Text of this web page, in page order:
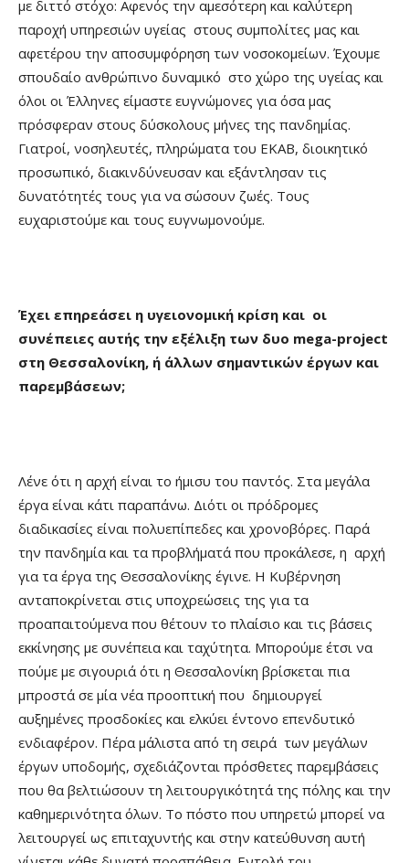
με διττό στόχο: Αφενός την αμεσότερη και καλύτερη
παροχή υπηρεσιών υγείας στους συμπολίτες μας και
αφετέρου την αποσυμφόρηση των νοσοκομείων. Έχουμε
σπουδαίο ανθρώπινο δυναμικό στο χώρο της υγείας και
όλοι οι Έλληνες είμαστε ευγνώμονες για όσα μας
πρόσφεραν στους δύσκολους μήνες της πανδημίας.
Γιατροί, νοσηλευτές, πληρώματα του ΕΚΑΒ, διοικητικό
προσωπικό, διακινδύνευσαν και εξάντλησαν τις
δυνατότητές τους για να σώσουν ζωές. Τους
ευχαριστούμε και τους ευγνωμονούμε.
Έχει επηρεάσει η υγειονομική κρίση και οι
συνέπειες αυτής την εξέλιξη των δυο mega-project
στη Θεσσαλονίκη, ή άλλων σημαντικών έργων και
παρεμβάσεων;
Λένε ότι η αρχή είναι το ήμισυ του παντός. Στα μεγάλα
έργα είναι κάτι παραπάνω. Διότι οι πρόδρομες
διαδικασίες είναι πολυεπίπεδες και χρονοβόρες. Παρά
την πανδημία και τα προβλήματά που προκάλεσε, η αρχή
για τα έργα της Θεσσαλονίκης έγινε. Η Κυβέρνηση
ανταποκρίνεται στις υποχρεώσεις της για τα
προαπαιτούμενα που θέτουν το πλαίσιο και τις βάσεις
εκκίνησης με συνέπεια και ταχύτητα. Μπορούμε έτσι να
πούμε με σιγουριά ότι η Θεσσαλονίκη βρίσκεται πια
μπροστά σε μία νέα προοπτική που δημιουργεί
αυξημένες προσδοκίες και ελκύει έντονο επενδυτικό
ενδιαφέρον. Πέρα μάλιστα από τη σειρά των μεγάλων
έργων υποδομής, σχεδιάζονται πρόσθετες παρεμβάσεις
που θα βελτιώσουν τη λειτουργικότητά της πόλης και την
καθημερινότητα όλων. Το πόστο που υπηρετώ μπορεί να
λειτουργεί ως επιταχυντής και στην κατεύθυνση αυτή